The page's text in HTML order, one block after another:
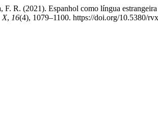
R. (2021). Espanhol como língua
X, 16(4), 1079–1100. https://doi.org/10.5380/